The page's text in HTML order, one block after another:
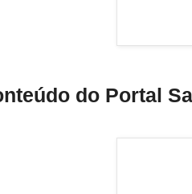
do Portal